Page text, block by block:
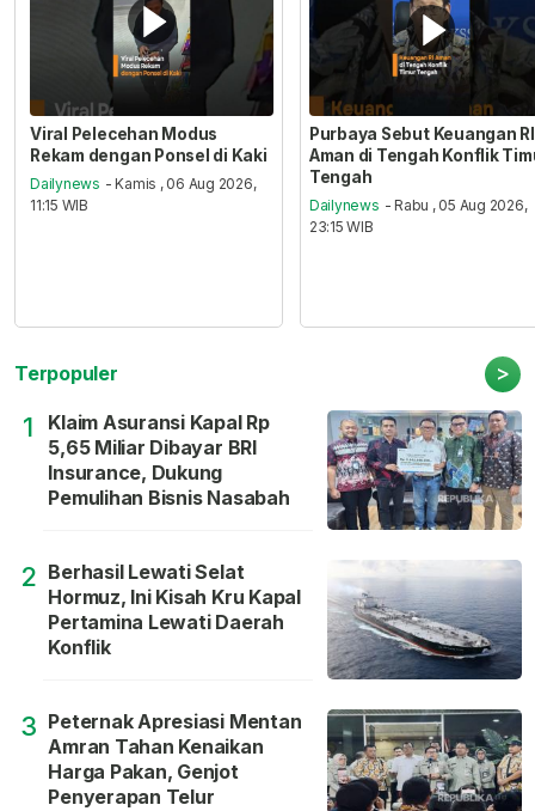
Viral Pelecehan Modus
Rekam dengan Ponsel di Kaki
Dailynews - Kamis , 06 Aug 2026,
11:15 WIB
Purbaya Sebut Keuangan RI
Aman di Tengah Konflik
Tengah
Dailynews - Rabu , 05 Aug 2026,
23:15 WIB
Terpopuler >
1
Klaim Asuransi Kapal Rp
5,65 Miliar Dibayar BRI
Insurance, Dukung
Pemulihan Bisnis Nasabah
2 Berhasil Lewati Selat
Hormuz, Ini Kisah Kru Kapal
Pertamina Lewati Daerah
Konflik
3 Peternak Apresiasi Mentan
Amran Tahan Kenaikan
Harga Pakan, Genjot
Penyerapan Telur